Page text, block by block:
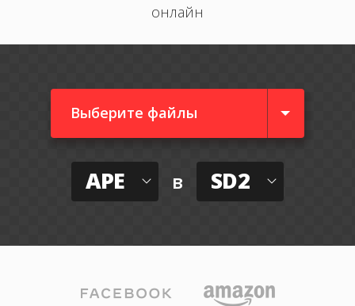
онлайн
Выберите файлы
APE в SD2